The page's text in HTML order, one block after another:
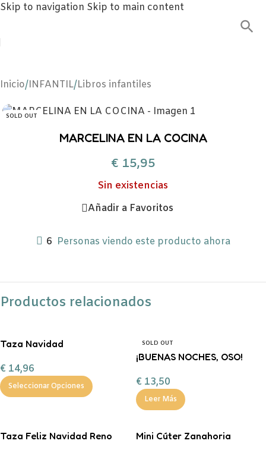
Skip to navigation Skip to main content
Inicio/INFANTIL/Libros infantiles
SOLD OUT
MARCELINA EN LA COCINA
€15,95
Sin existencias
Añadir a Favoritos
6 Personas viendo este producto ahora
Productos relacionados
Taza Navidad
chocolate a la taza, nubes y
bastón de caramelo
€ 14,96
Seleccionar Opciones
SOLD OUT
¡BUENAS NOCHES, OSO!
€ 13,50
Leer Más
Taza Feliz Navidad Reno
Mini Cúter Zanahoria